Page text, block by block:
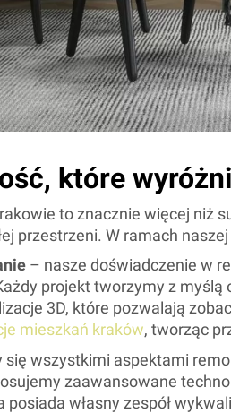
które
to znacznie więcej niż
przestrzeni. W ramach
– nasze doświadczenie w
projekt tworzymy z
3D, które pozwalają
mieszkań kraków, tworząc
wszystkimi aspektami
zaawansowane
własny zespół